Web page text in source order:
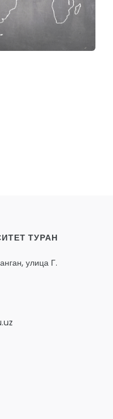
ТУРАН
улица Г.